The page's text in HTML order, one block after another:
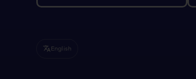
translateEnglish